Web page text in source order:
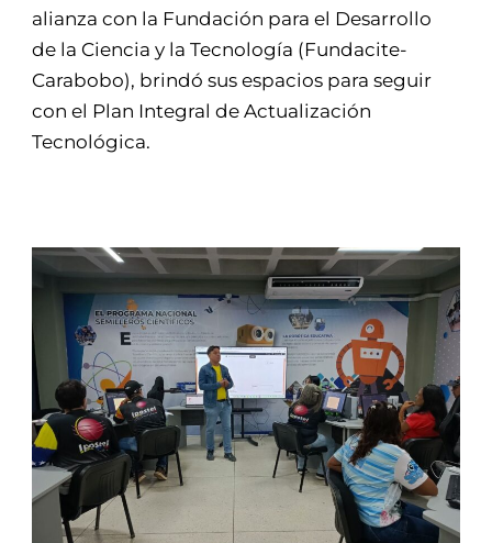
alianza con la Fundación para el Desarrollo
de la Ciencia y la Tecnología (Fundacite-
Carabobo), brindó sus espacios para seguir
con el Plan Integral de Actualización
Tecnológica.